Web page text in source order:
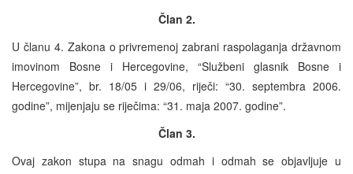
Član 2.
U članu 4. Zakona o privremenoj zabrani raspolaganja državnom
imovinom Bosne i Hercegovine, “Službeni glasnik Bosne i
Hercegovine”, br. 18/05 i 29/06, riječi: “30. septembra 2006.
godine”, mijenjaju se riječima: “31. maja 2007. godine”.
Član 3.
Ovaj zakon stupa na snagu odmah i odmah se objavljuje u